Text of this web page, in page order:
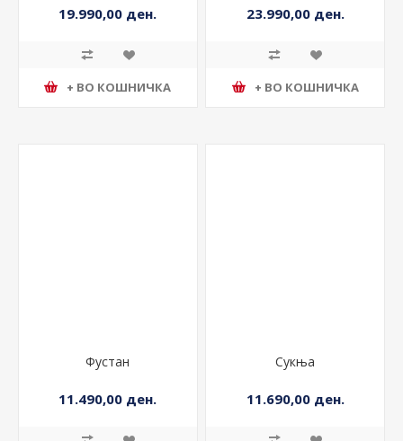
19.990,00 ден.
+ ВО КОШНИЧКА
23.990,00 ден.
+ ВО КОШНИЧКА
Фустан
11.490,00 ден.
Сукња
11.690,00 ден.